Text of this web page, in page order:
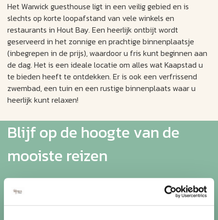
Het Warwick guesthouse ligt in een veilig gebied en is
slechts op korte loopafstand van vele winkels en
restaurants in Hout Bay. Een heerlijk ontbijt wordt
geserveerd in het zonnige en prachtige binnenplaatsje
(inbegrepen in de prijs), waardoor u fris kunt beginnen aan
de dag. Het is een ideale locatie om alles wat Kaapstad u
te bieden heeft te ontdekken. Er is ook een verfrissend
zwembad, een tuin en een rustige binnenplaats waar u
heerlijk kunt relaxen!
Blijf op de hoogte van de
mooiste reizen
Ontvang circa 1 maal per maand onze nieuwsbrief met de
laatste aanbiedingen. U kunt zich elk moment weer
uitschrijven via de afmeldlink in de nieuwsbrief.